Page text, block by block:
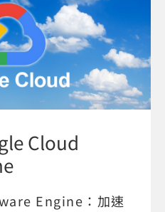
Cloud
Engine：加速